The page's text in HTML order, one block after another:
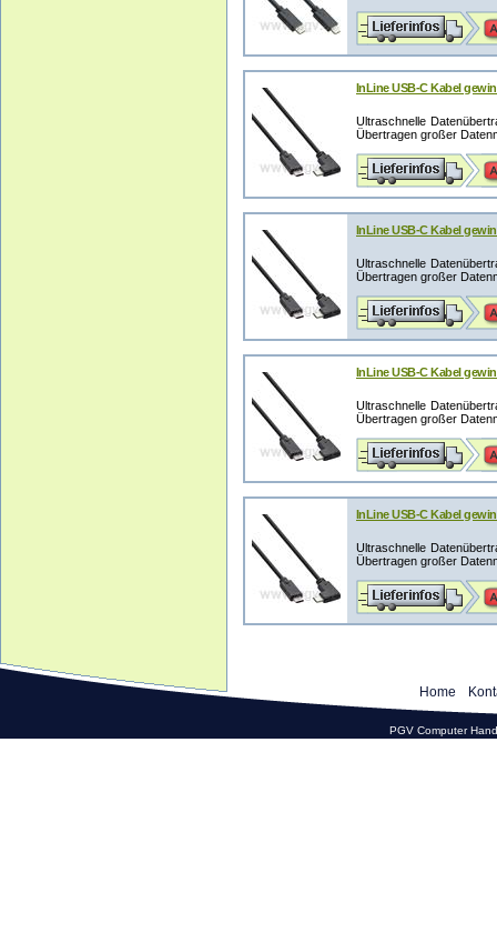
InLine USB-C Kabel
Ultraschnelle
Übertragen großer
InLine USB-C Kabel
Ultraschnelle
Übertragen großer
InLine USB-C Kabel
Ultraschnelle
Übertragen großer
InLine USB-C Kabel
Ultraschnelle
Übertragen großer
Home
PGV Computer